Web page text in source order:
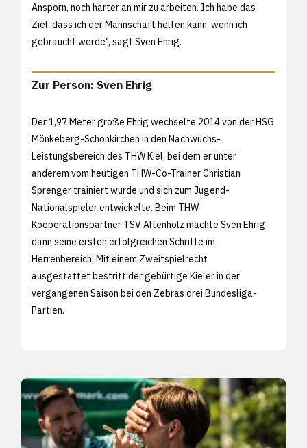
Ansporn, noch härter an mir zu arbeiten. Ich habe das
Ziel, dass ich der Mannschaft helfen kann, wenn ich
gebraucht werde", sagt Sven Ehrig.
Zur Person: Sven Ehrig
Der 1,97 Meter große Ehrig wechselte 2014 von der HSG
Mönkeberg-Schönkirchen in den Nachwuchs-
Leistungsbereich des THW Kiel, bei dem er unter
anderem vom heutigen THW-Co-Trainer Christian
Sprenger trainiert wurde und sich zum Jugend-
Nationalspieler entwickelte. Beim THW-
Kooperationspartner TSV Altenholz machte Sven Ehrig
dann seine ersten erfolgreichen Schritte im
Herrenbereich. Mit einem Zweitspielrecht
ausgestattet bestritt der gebürtige Kieler in der
vergangenen Saison bei den Zebras drei Bundesliga-
Partien.